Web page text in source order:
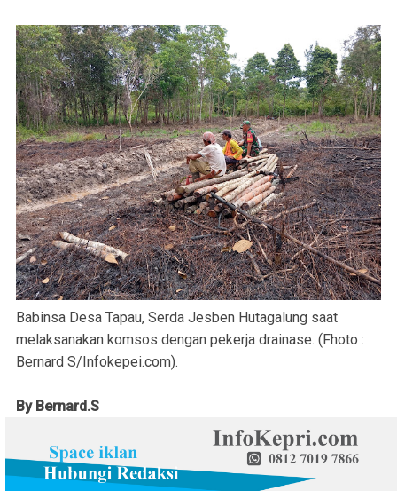
Babinsa Desa Tapau, Serda Jesben Hutagalung saat
melaksanakan komsos dengan pekerja drainase. (Fhoto :
Bernard S/Infokepei.com).
By Bernard.S